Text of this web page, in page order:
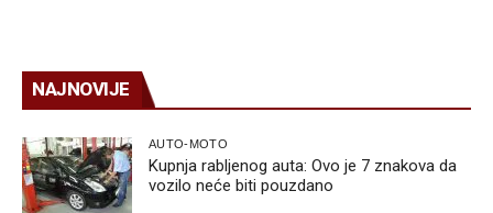
NAJNOVIJE
AUTO-MOTO
Kupnja rabljenog auta: Ovo je 7 znakova da
vozilo neće biti pouzdano